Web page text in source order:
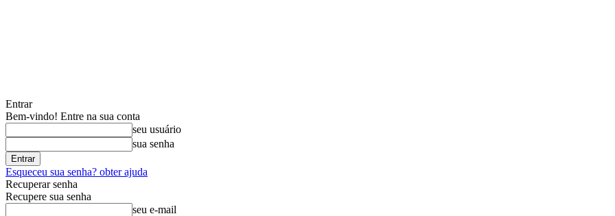
Entrar
Bem-vindo! Entre na sua conta
seu usuário
sua senha
Esqueceu sua senha? obter ajuda
Recuperar senha
Recupere sua senha
seu e-mail